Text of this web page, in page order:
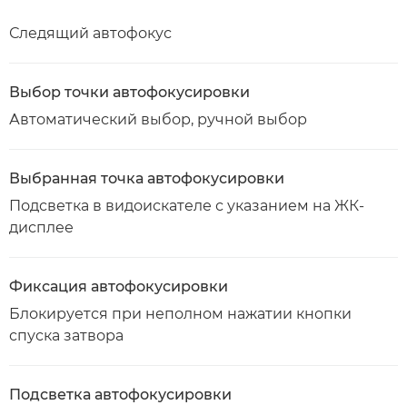
Следящий автофокус
Выбор точки автофокусировки
Автоматический выбор, ручной выбор
Выбранная точка автофокусировки
Подсветка в видоискателе с указанием на ЖК-
дисплее
Фиксация автофокусировки
Блокируется при неполном нажатии кнопки
спуска затвора
Подсветка автофокусировки